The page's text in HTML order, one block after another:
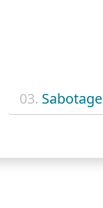
03. Sabotage